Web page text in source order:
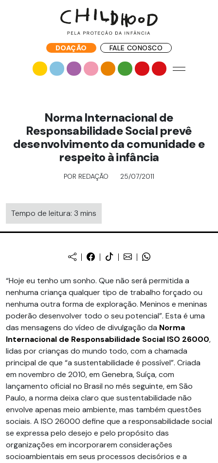
DOAÇÃO FALE CONOSCO
Norma Internacional de
Responsabilidade Social prevê
desenvolvimento da comunidade e
respeito à infância
POR REDAÇÃO 25/07/2011
Tempo de leitura: 3 mins
“Hoje eu tenho um sonho. Que não será permitida a
nenhuma criança qualquer tipo de trabalho forçado ou
nenhuma outra forma de exploração. Meninos e meninas
poderão desenvolver todo o seu potencial”. Esta é uma
das mensagens do vídeo de divulgação da Norma
Internacional de Responsabilidade Social ISO 26000,
lidas por crianças do mundo todo, com a chamada
principal de que “a sustentabilidade é possível”. Criada
em novembro de 2010, em Genebra, Suíça, com
lançamento oficial no Brasil no mês seguinte, em São
Paulo, a norma deixa claro que sustentabilidade não
envolve apenas meio ambiente, mas também questões
sociais. A ISO 26000 define que a responsabilidade social
se expressa pelo desejo e pelo propósito das
organizações em incorporarem considerações
socioambientais em seus processos decisórios e a